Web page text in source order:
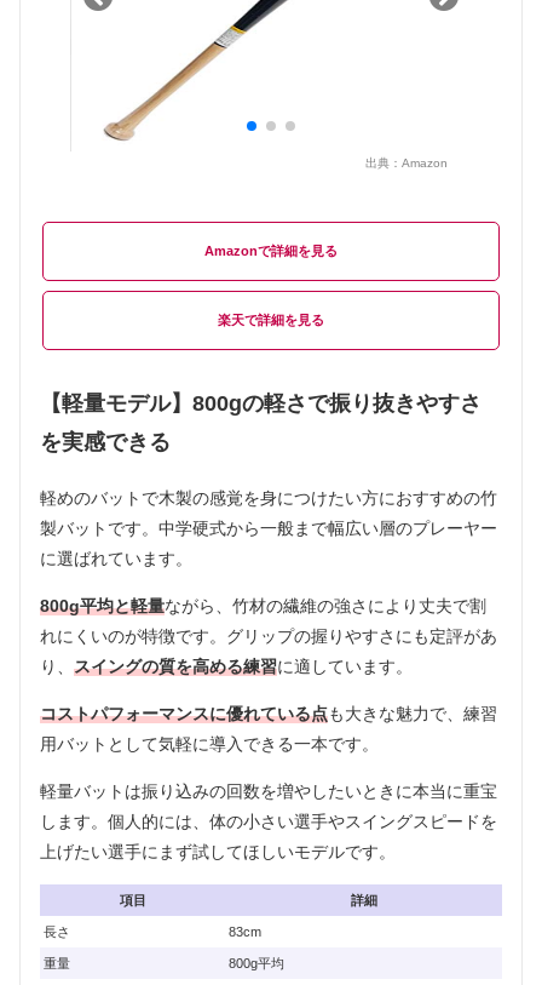
出典： Amazon
Amazon
楽天
【軽量モデル】800gの軽さで振り抜きやすさ
を実感できる
軽めのバットで木製の感覚を身につけたい方におすすめの竹
製バットです。中学硬式から一般まで幅広い層のプレーヤー
に選ばれています。
800g平均と軽量ながら、竹材の繊維の強さにより丈夫で割
れにくいのが特徴です。グリップの握りやすさにも定評があ
り、 スイングの質を高める練習に適しています。
コストパフォーマンスに優れている点も大きな魅力で、練習
用バットとして気軽に導入できる一本です。
軽量バットは振り込みの回数を増やしたいときに本当に重宝
します。個人的には、体の小さい選手やスイングスピードを
上げたい選手にまず試してほしいモデルです。
項目 詳細
長さ 83cm
重量 800g平均